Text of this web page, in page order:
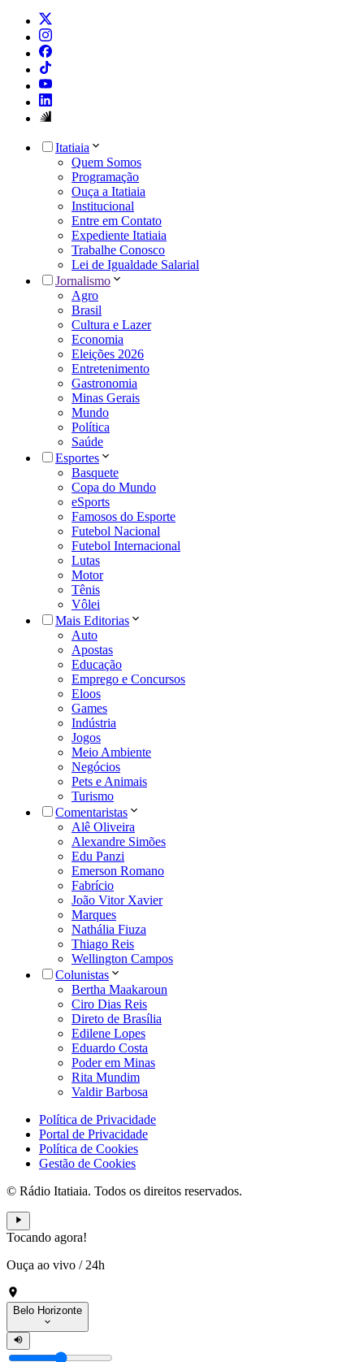
Itatiaia
Quem Somos
Programação
Ouça a Itatiaia
Institucional
Entre em Contato
Expediente Itatiaia
Trabalhe Conosco
Lei de Igualdade Salarial
Jornalismo
Agro
Brasil
Cultura e Lazer
Economia
Eleições 2026
Entretenimento
Gastronomia
Minas Gerais
Mundo
Política
Saúde
Esportes
Basquete
Copa do Mundo
eSports
Famosos do Esporte
Futebol Nacional
Futebol Internacional
Lutas
Motor
Tênis
Vôlei
Mais Editorias
Auto
Apostas
Educação
Emprego e Concursos
Eloos
Games
Indústria
Jogos
Meio Ambiente
Negócios
Pets e Animais
Turismo
Comentaristas
Alê Oliveira
Alexandre Simões
Edu Panzi
Emerson Romano
Fabrício
João Vitor Xavier
Marques
Nathália Fiuza
Thiago Reis
Wellington Campos
Colunistas
Bertha Maakaroun
Ciro Dias Reis
Direto de Brasília
Edilene Lopes
Eduardo Costa
Poder em Minas
Rita Mundim
Valdir Barbosa
Política de Privacidade
Portal de Privacidade
Política de Cookies
Gestão de Cookies
© Rádio Itatiaia. Todos os direitos reservados.
Tocando agora!
Ouça ao vivo / 24h
Belo Horizonte